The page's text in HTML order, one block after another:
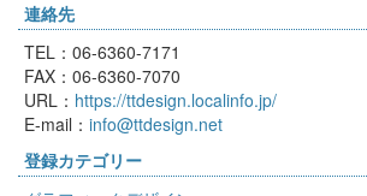
連絡先
TEL：06-6360-7171
FAX：06-6360-7070
URL： https://ttdesign.localinfo.jp/
E-mail： info@ttdesign.net
登録カテゴリー